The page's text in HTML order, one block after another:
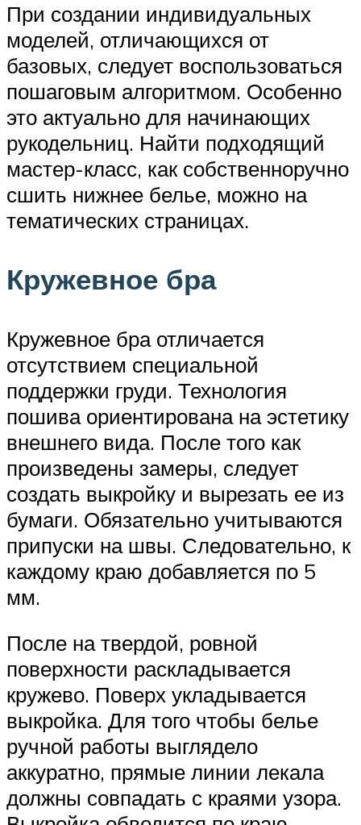
При создании индивидуальных
моделей, отличающихся от
базовых, следует воспользоваться
пошаговым алгоритмом. Особенно
это актуально для начинающих
рукодельниц. Найти подходящий
мастер-класс, как собственноручно
сшить нижнее белье, можно на
тематических страницах.
Кружевное бра
Кружевное бра отличается
отсутствием специальной
поддержки груди. Технология
пошива ориентирована на эстетику
внешнего вида. После того как
произведены замеры, следует
создать выкройку и вырезать ее из
бумаги. Обязательно учитываются
припуски на швы. Следовательно, к
каждому краю добавляется по 5
мм.
После на твердой, ровной
поверхности раскладывается
кружево. Поверх укладывается
выкройка. Для того чтобы белье
ручной работы выглядело
аккуратно, прямые линии лекала
должны совпадать с краями узора.